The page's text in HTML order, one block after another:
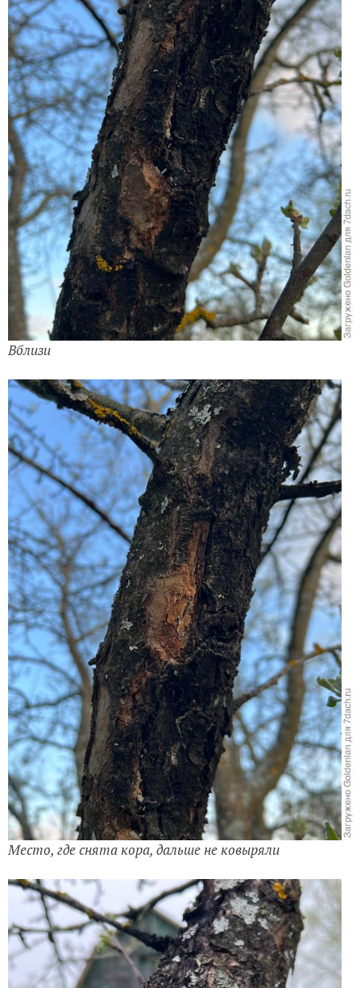
Вблизи
Место, где снята кора, дальше не ковыряли